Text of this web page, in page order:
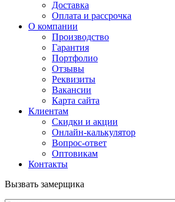
Доставка
Оплата и рассрочка
О компании
Производство
Гарантия
Портфолио
Отзывы
Реквизиты
Вакансии
Карта сайта
Клиентам
Скидки и акции
Онлайн-калькулятор
Вопрос-ответ
Оптовикам
Контакты
Вызвать замерщика